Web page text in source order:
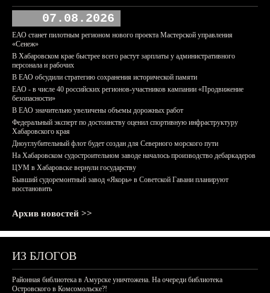
07.08.2026
ЕАО станет пилотным регионом нового проекта Мастерской управления
«Сенеж»
В Хабаровском крае быстрее всего растут зарплаты у административного
персонала и рабочих
В ЕАО обсудили стратегию сохранения исторической памяти
ЕАО - в числе 40 российских регионов-участников кампании «Продвижение
безопасности»
В ЕАО значительно увеличены объемы дорожных работ
Федеральный эксперт по достоинству оценил спортивную инфраструктуру
Хабаровского края
Дноуглубительный флот будет создан для Северного морского пути
На Хабаровском судостроительном заводе началось производство дебаркадеров
ЦУМ в Хабаровске вернули государству
Бывший судоремонтный завод «Якорь» в Советской Гавани планируют
восстановить
Архив новостей >>
ИЗ БЛОГОВ
Районная библиотека в Амурске уничтожена. На очереди библиотека
Островского в Комсомольске?!